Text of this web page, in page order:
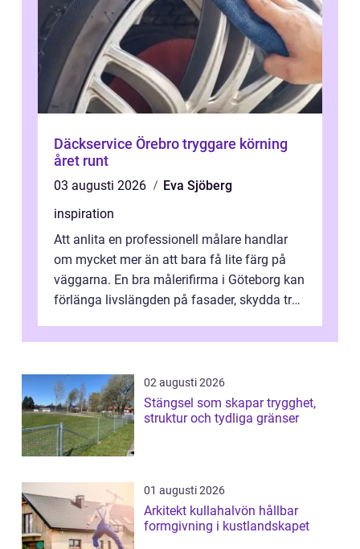
Däckservice Örebro tryggare körning
året runt
03 augusti 2026
Eva Sjöberg
inspiration
Att anlita en professionell målare handlar
om mycket mer än att bara få lite färg på
väggarna. En bra målerifirma i Göteborg kan
förlänga livslängden på fasader, skydda trä
02 augusti 2026
Stängsel som skapar trygghet,
struktur och tydliga gränser
01 augusti 2026
Arkitekt kullahalvön hållbar
formgivning i kustlandskapet